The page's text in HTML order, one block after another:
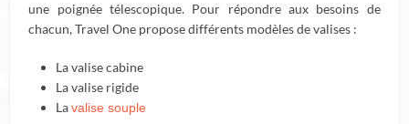
une poignée télescopique. Pour répondre aux besoins de
chacun, Travel One propose différents modèles de valises :
La valise cabine
La valise rigide
Lavalise souple